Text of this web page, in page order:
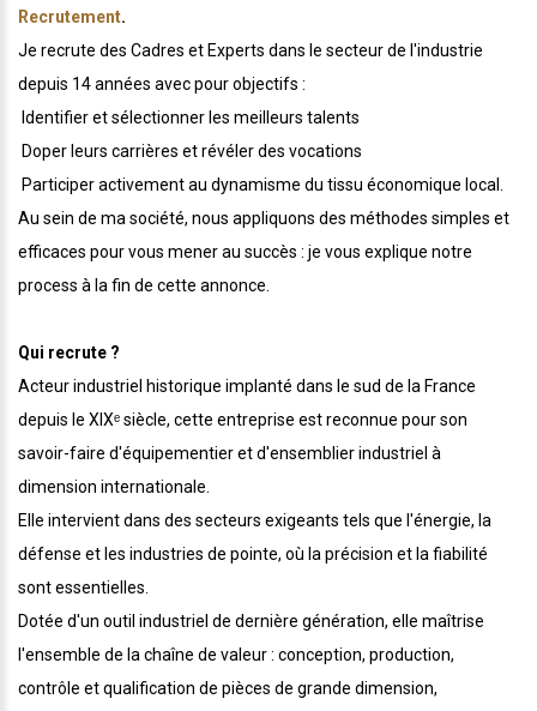
Recrutement.
Je recrute des Cadres et Experts dans le secteur de l'industrie
depuis 14 années avec pour objectifs :
️ Identifier et sélectionner les meilleurs talents
️ Doper leurs carrières et révéler des vocations
️ Participer activement au dynamisme du tissu économique local.
Au sein de ma société, nous appliquons des méthodes simples et
efficaces pour vous mener au succès : je vous explique notre
process à la fin de cette annonce.
Qui recrute ?
Acteur industriel historique implanté dans le sud de la France
depuis le XIXᵉ siècle, cette entreprise est reconnue pour son
savoir-faire d'équipementier et d'ensemblier industriel à
dimension internationale.
Elle intervient dans des secteurs exigeants tels que l'énergie, la
défense et les industries de pointe, où la précision et la fiabilité
sont essentielles.
Dotée d'un outil industriel de dernière génération, elle maîtrise
l'ensemble de la chaîne de valeur : conception, production,
contrôle et qualification de pièces de grande dimension,